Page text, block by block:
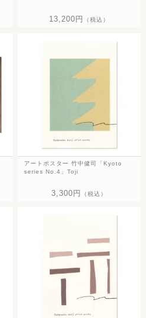
13,200円 （税込）
アートポスター 竹中健司「Kyoto
series No.4」Toji
3,300円 （税込）